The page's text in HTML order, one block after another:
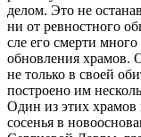
де­лом. Это не
ни от рев­ност­но­го
сле его смер­ти
об­нов­ле­ния хра­мов.
не толь­ко в сво­ей
по­стро­е­но им
Один из этих хра­мов
со­се­нья в